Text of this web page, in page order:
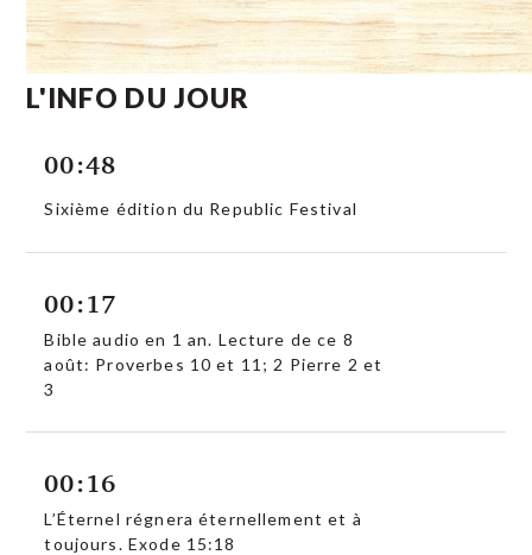
L'INFO DU JOUR
00:48
Sixième édition du Republic Festival
00:17
Bible audio en 1 an. Lecture de ce 8
août: Proverbes 10 et 11; 2 Pierre 2 et
3
00:16
L’Éternel régnera éternellement et à
toujours. Exode 15:18